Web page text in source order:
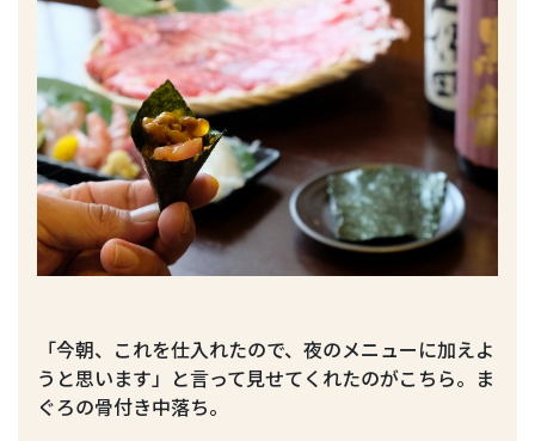
「今朝、これを仕入れたので、夜のメニューに加えよ
うと思います」と言って見せてくれたのがこちら。ま
ぐろの骨付き中落ち。